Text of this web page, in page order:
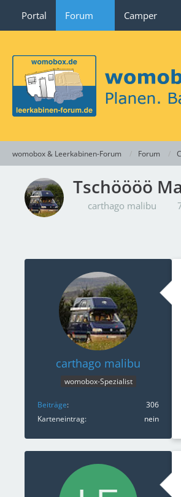
Portal Forum Camper
womobox & Leerkabinen-Forum Forum
Tschöööö
carthago malibu
carthago malibu
womobox-Spezialist
Beiträge
306
Karteneintrag
nein